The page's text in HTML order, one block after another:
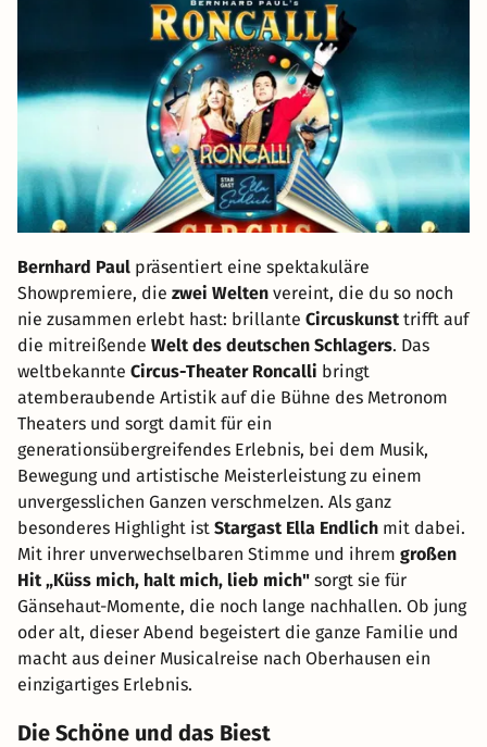
Bernhard Paul präsentiert eine spektakuläre
Showpremiere, die zwei Welten vereint, die du so noch
nie zusammen erlebt hast: brillante Circuskunst trifft auf
die mitreißende Welt des deutschen Schlagers. Das
weltbekannte Circus-Theater Roncalli bringt
atemberaubende Artistik auf die Bühne des Metronom
Theaters und sorgt damit für ein
generationsübergreifendes Erlebnis, bei dem Musik,
Bewegung und artistische Meisterleistung zu einem
unvergesslichen Ganzen verschmelzen. Als ganz
besonderes Highlight ist Stargast Ella Endlich mit dabei.
Mit ihrer unverwechselbaren Stimme und ihrem großen
Hit „Küss mich, halt mich, lieb mich" sorgt sie für
Gänsehaut-Momente, die noch lange nachhallen. Ob jung
oder alt, dieser Abend begeistert die ganze Familie und
macht aus deiner Musicalreise nach Oberhausen ein
einzigartiges Erlebnis.
Die Schöne und das Biest